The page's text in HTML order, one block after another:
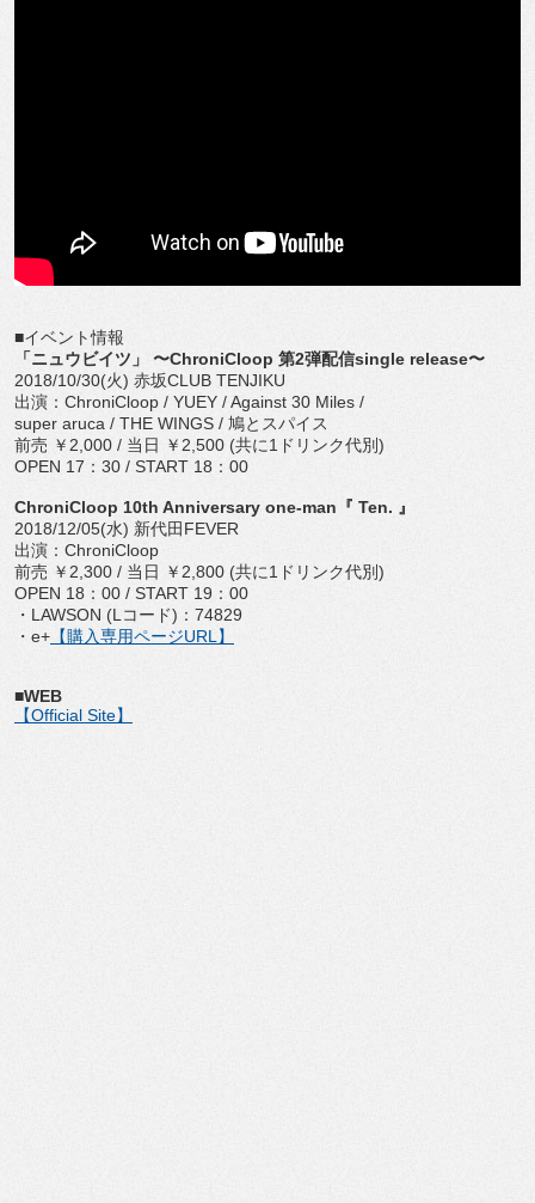
■イベント情報
「ニュウビイツ」 〜ChroniCloop 第2弾配信single release〜
2018/10/30(火) 赤坂CLUB TENJIKU
出演：ChroniCloop / YUEY / Against 30 Miles /
super aruca / THE WINGS / 鳩とスパイス
前売 ￥2,000 / 当日 ￥2,500 (共に1ドリンク代別)
OPEN 17：30 / START 18：00
ChroniCloop 10th Anniversary one-man『 Ten. 』
2018/12/05(水) 新代田FEVER
出演：ChroniCloop
前売 ￥2,300 / 当日 ￥2,800 (共に1ドリンク代別)
OPEN 18：00 / START 19：00
・LAWSON (Lコード)：74829
・e+ 【購入専用ページURL】
■WEB
【Official Site】